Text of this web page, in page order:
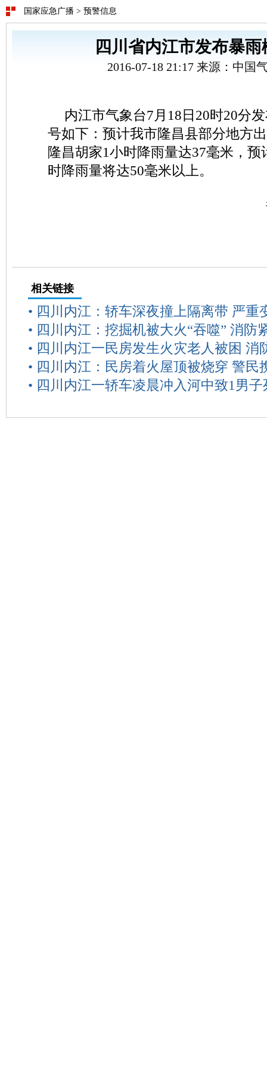
国家应急广播 > 预警信息
四川省内江市发布暴
2016-07-18 21:17 来源：中国
内江市气象台7月18日20时20分
号如下：预计我市隆昌县部分地方
隆昌胡家1小时降雨量达37毫米，预
时降雨量将达50毫米以上。
相关链接
• 四川内江：轿车深夜撞上隔离带 严重
• 四川内江：挖掘机被大火“吞噬” 消防
• 四川内江一民房发生火灾老人被困 消
• 四川内江：民房着火屋顶被烧穿 警民
• 四川内江一轿车凌晨冲入河中致1男子